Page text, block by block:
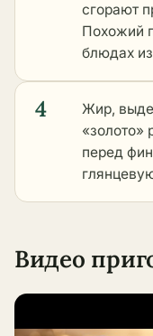
сгорают
Похожий
блюдах
4
Жир,
«золото»
перед
Видео